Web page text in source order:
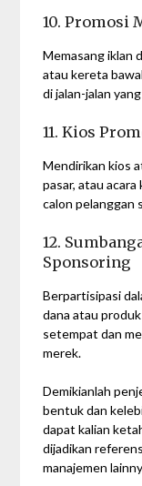
10. Promosi
Memasang iklan
atau kereta
di jalan-jalan
11. Kios
Mendirikan kios
pasar, atau
calon pelanggan
12.
Sponsoring
Berpartisipasi
dana atau
setempat dan
merek.
Demikianlah
bentuk dan
dapat kalian
dijadikan
manajemen